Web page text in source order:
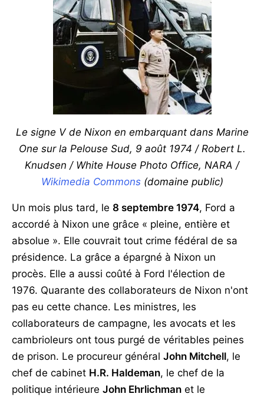
Le signe V de Nixon en embarquant dans Marine
One sur la Pelouse Sud, 9 août 1974 / Robert L.
Knudsen / White House Photo Office, NARA /
Wikimedia Commons(domaine public)
Un mois plus tard, le 8 septembre 1974, Ford a
accordé à Nixon une grâce « pleine, entière et
absolue ». Elle couvrait tout crime fédéral de sa
présidence. La grâce a épargné à Nixon un
procès. Elle a aussi coûté à Ford l'élection de
1976. Quarante des collaborateurs de Nixon n'ont
pas eu cette chance. Les ministres, les
collaborateurs de campagne, les avocats et les
cambrioleurs ont tous purgé de véritables peines
de prison. Le procureur général John Mitchell, le
chef de cabinet H.R. Haldeman, le chef de la
politique intérieure John Ehrlichman et le